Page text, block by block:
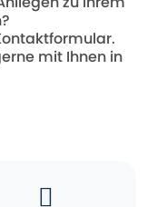
mit Ihnen in